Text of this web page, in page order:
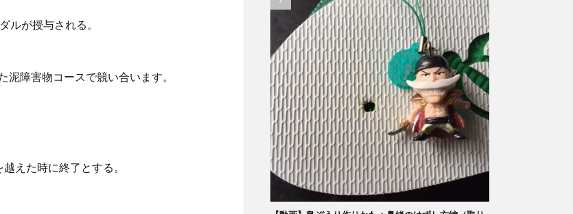
ルが授与される。
障害物コースで競い合います。
えた時に終了とする。